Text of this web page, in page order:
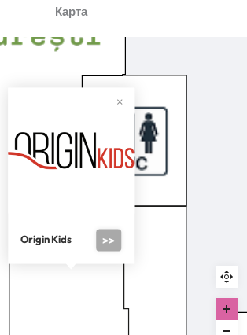
Карта
Origin Kids >>